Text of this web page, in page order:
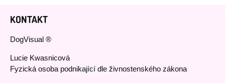
KONTAKT
DogVisual ®
Lucie Kwasnicová
Fyzická osoba podnikající dle živnostenského zákona